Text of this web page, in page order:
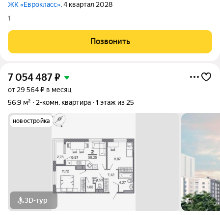
ЖК «Еврокласс», 4 квартал 2028
1
Позвонить
7 054 487₽
от 29 564 ₽ в месяц
56,9 м²
2-комн. квартира 1 этаж из 25
новостройка
3D-тур